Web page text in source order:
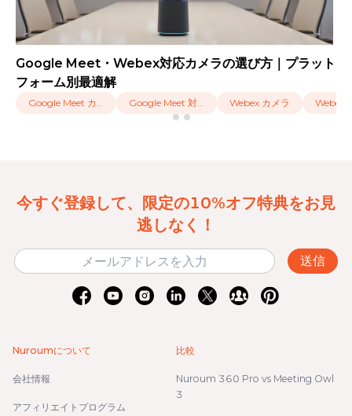
Google Meet・Webex対応カメラの選び方｜プラット
フォーム別最適解
Google Meet カメラ Google Meet 対応 カメラ Webex カメラ
今すぐ登録して、限定の10%オフ特典をお見
逃しなく！
送信
Nuroumについて
会社情報
アフィリエイトプログラム
比較
Nuroum 360 Pro vs Meeting Owl
3